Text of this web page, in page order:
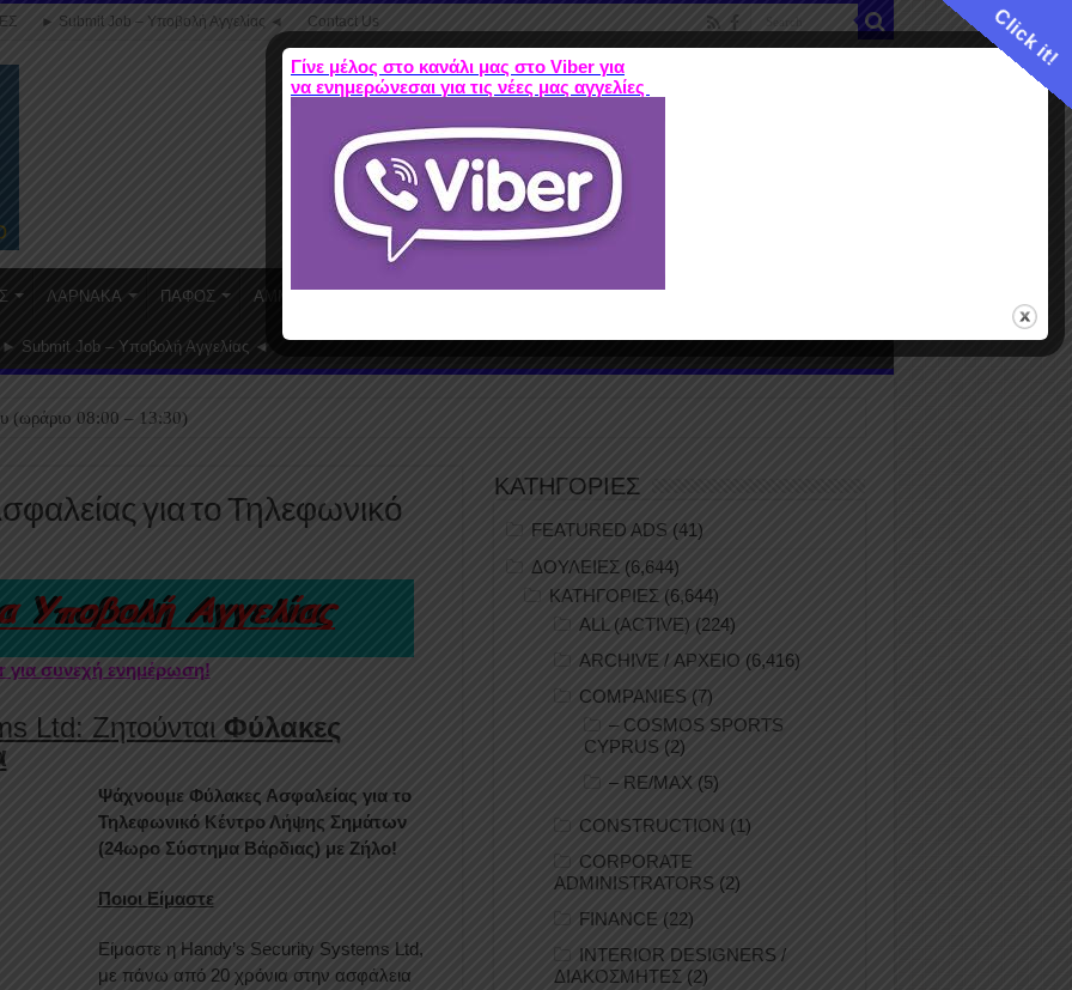
► Submit Job – Υποβολή Αγγελίας ◄ Contact Us
ΛΑΡΝΑΚΑ ΠΑΦΟΣ ΑΜΜΟΧΩΣΤΟΣ
► Submit Job – Υποβολή Αγγελίας ◄
(ωράριο 08:00 – 13:30)
για το Τηλεφωνικό
για συνεχή ενημέρωση!
Ltd: Ζητούνται Φύλακες
Ψάχνουμε Φύλακες Ασφαλείας για το
Τηλεφωνικό Κέντρο Λήψης Σημάτων
(24ωρο Σύστημα Βάρδιας) με Ζήλο!
Ποιοι Είμαστε
Είμαστε η Handy’s Security Systems Ltd,
με πάνω από 20 χρόνια στην ασφάλεια
ΚΑΤΗΓΟΡΙΕΣ
FEATURED ADS (41)
ΔΟΥΛΕΙΕΣ (6,644)
ΚΑΤΗΓΟΡΙΕΣ (6,644)
ALL (ACTIVE) (224)
ARCHIVE / ΑΡΧΕΙΟ (6,416)
COMPANIES (7)
– COSMOS SPORTS
CYPRUS (2)
– RE/MAX (5)
CONSTRUCTION (1)
CORPORATE
ADMINISTRATORS (2)
FINANCE (22)
INTERIOR DESIGNERS /
ΔΙΑΚΟΣΜΗΤΕΣ (2)
Click it!
Γίνε μέλος στο κανάλι μας στο Viber για
να ενημερώνεσαι για τις νέες μας αγγελίες